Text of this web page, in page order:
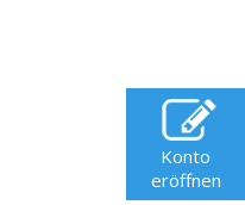
Konto
eröffnen